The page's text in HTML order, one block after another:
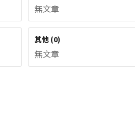
無文章
其他 (0)
無文章